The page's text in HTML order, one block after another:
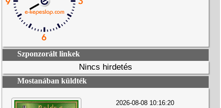
Szponzorált linkek
Nincs hirdetés
Mostanában küldték
2026-08-08 10:16:20